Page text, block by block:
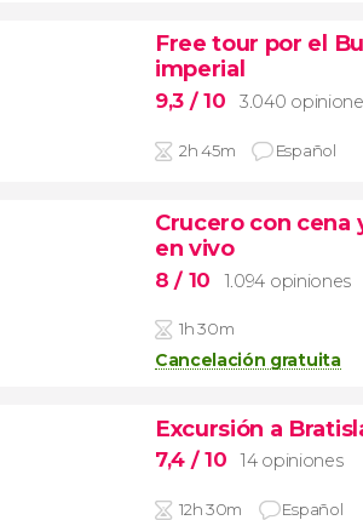
Free tour por el
imperial
9,3 / 10 3.040
2h 45m Español
Crucero con cena
en vivo
8/ 10 1.094 opiniones
1h 30m
Cancelación gratuita
Excursión a
7,4 / 10 14 opiniones
12h 30m Español